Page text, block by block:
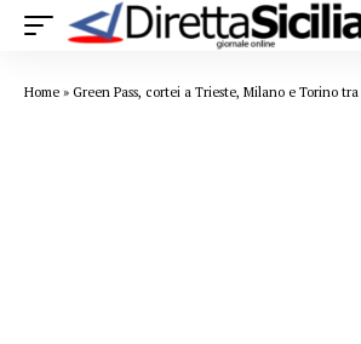
Home » Green Pass, cortei a Trieste, Milano e Torino